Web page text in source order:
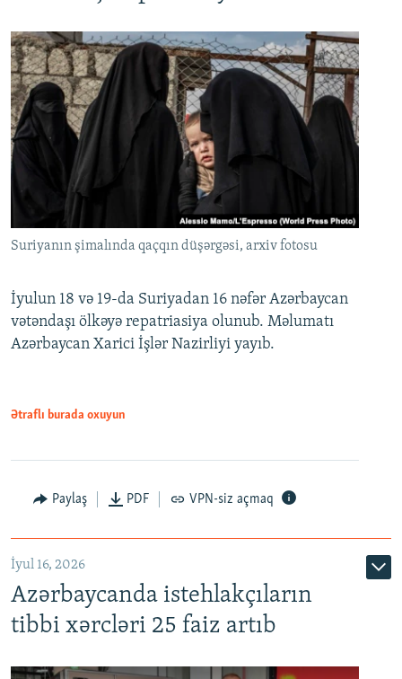
Suriyanın şimalında qaçqın düşərgəsi, arxiv fotosu
İyulun 18 və 19-da Suriyadan 16 nəfər Azərbaycan
vətəndaşı ölkəyə repatriasiya olunub. Məlumatı
Azərbaycan Xarici İşlər Nazirliyi yayıb.
Ətraflı burada oxuyun
Paylaş PDF VPN-siz açmaq
İyul 16, 2026
Azərbaycanda istehlakçıların
tibbi xərcləri 25 faiz artıb